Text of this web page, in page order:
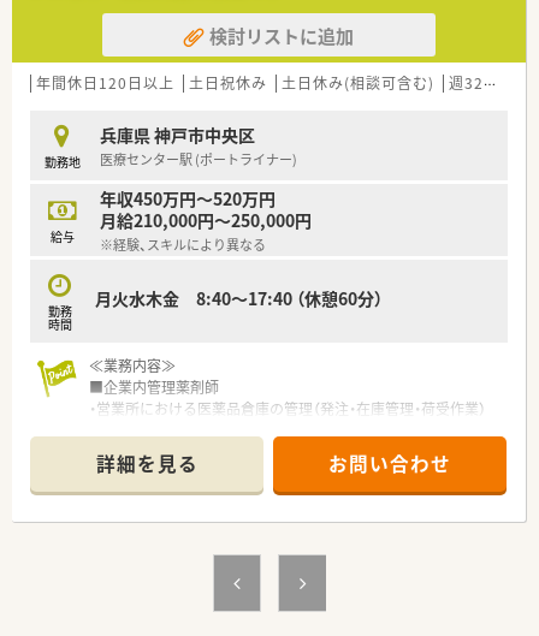
【法人特徴について】
■関西圏を中心に全国で43店舗の調剤薬局を展開しており、地
域密着型のマンツーマン運営を基本とした温かみのある薬局で
す。
解消し、対人業務にシフトした高度な薬剤師の育成を目標として
います。
■中小チェーン調剤薬局で初となるホワイト企業認定や健康経
営優良法人の認定を受けており、従業員の働きやすさを追求して
います。
【職場環境と雰囲気】
がスピーディーに反映されやすい非常に風通しの良い職場環境
レゼントやお中元のカタログギフトなど会社からの心遣いが溢
れています。
■医療業界では極めて低い離職率4パーセントという実績が、人
検討リストに追加
年間休日120日以上 土日祝休み 土日休み(相談可含む) 週32h以上
勤務地
兵庫県 神戸市中央区
医療センター駅 (ポートライナー)
給与
年収450万円～520万円
月給210,000円～250,000円
※経験、スキルにより異なる
勤務
時間
月火水木金 8:40～17:40 （休憩60分）
≪業務内容≫
■企業内管理薬剤師
・営業所における医薬品倉庫の管理（発注・在庫管理・荷受作業）
・電話対応を含む各種事務作業
・DI業務
・営業所MR向けの学術研修を含むMR支援
など、関連業務全般。
・完全週休2日制（土日祝休み） 、年間休日125日。
詳細を見る お問い合わせ